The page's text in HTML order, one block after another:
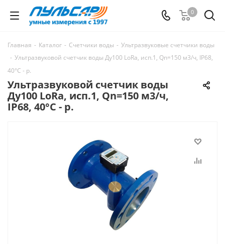
0
Главная - Каталог - Счетчики воды - Ультразвуковые счетчики воды
- Ультразвуковой счетчик воды Ду100 LoRa, исп.1, Qn=150 м3/ч, IP68,
40°C - р.
Ультразвуковой счетчик воды
Ду100 LoRa, исп.1, Qn=150 м3/ч,
IP68, 40°C - р.